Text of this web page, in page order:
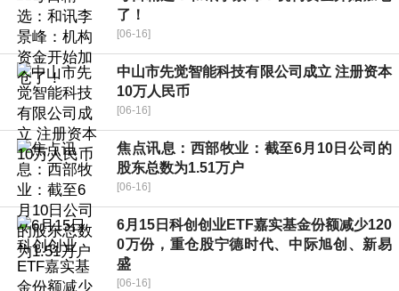
了！
[06-16]
中山市先觉智能科技有限公司成立 注册资本
10万人民币
[06-16]
焦点讯息：西部牧业：截至6月10日公司的
股东总数为1.51万户
[06-16]
6月15日科创创业ETF嘉实基金份额减少120
0万份，重仓股宁德时代、中际旭创、新易
盛
[06-16]